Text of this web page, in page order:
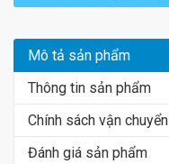
Mô tả sản phẩm
Thông tin sản phẩm
Chính sách vận chuyển
Đánh giá sản phẩm